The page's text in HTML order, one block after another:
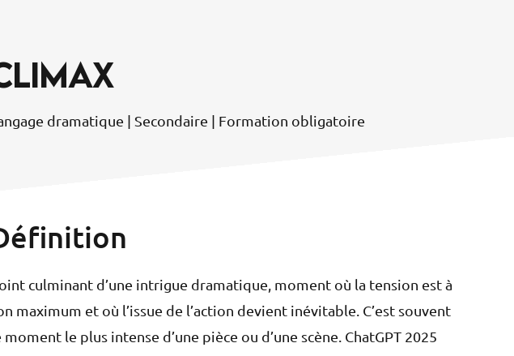
dramatique | Secondaire | Formation obligatoire
culminant d’une intrigue dramatique, moment où la tension est à
maximum et où l’issue de l’action devient inévitable. C’est souvent
moment le plus intense d’une pièce ou d’une scène. ChatGPT 2025